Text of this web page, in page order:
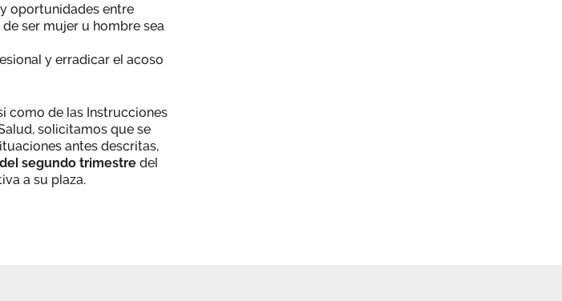
oportunidades entre
ser mujer u hombre sea
y erradicar el acoso
como de las Instrucciones
solicitamos que se
antes descritas,
segundo trimestre del
a su plaza.